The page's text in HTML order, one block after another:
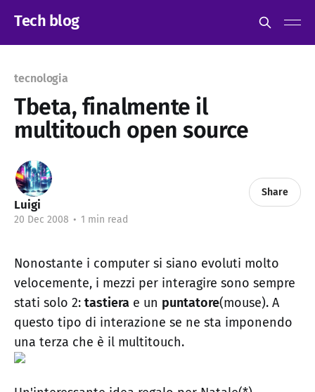
Tech blog
tecnologia
Tbeta, finalmente il
multitouch open source
Luigi
20 Dec 2008 • 1 min read
Share
Nonostante i computer si siano evoluti molto
velocemente, i mezzi per interagire sono sempre
stati solo 2: tastiera e un puntatore(mouse). A
questo tipo di interazione se ne sta imponendo
una terza che è il multitouch.